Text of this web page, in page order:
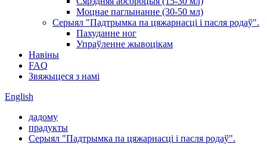
Моцнае паглынанне (30-50 мл)
Серыял "Падтрымка па цяжарнасці і пасля родаў".
Пахуданне ног
Упраўленне жывоцікам
Навіны
FAQ
Звяжыцеся з намі
English
дадому
прадукты
Серыял "Падтрымка па цяжарнасці і пасля родаў".